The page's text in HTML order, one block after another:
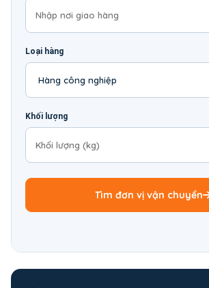
Loại hàng
Khối lượng
Tìm đơn vị vận chuyển